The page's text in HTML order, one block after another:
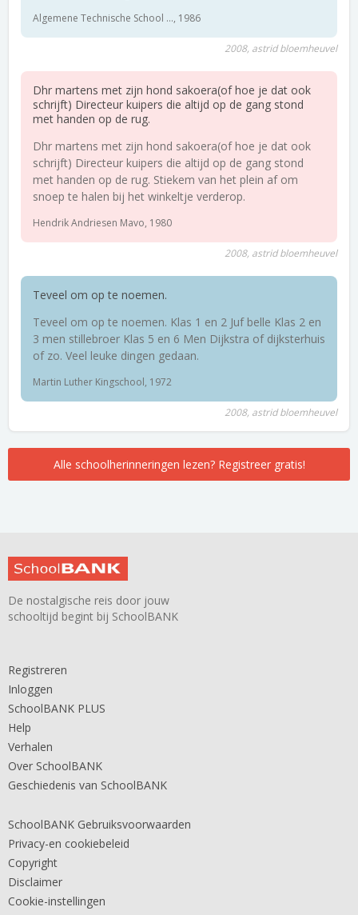
Algemene Technische School ..., 1986
2008, astrid bloemheuvel
Dhr martens met zijn hond sakoera(of hoe je dat ook
schrijft) Directeur kuipers die altijd op de gang stond
met handen op de rug.
Dhr martens met zijn hond sakoera(of hoe je dat ook
schrijft) Directeur kuipers die altijd op de gang stond
met handen op de rug. Stiekem van het plein af om
snoep te halen bij het winkeltje verderop.
Hendrik Andriesen Mavo, 1980
2008, astrid bloemheuvel
Teveel om op te noemen.
Teveel om op te noemen. Klas 1 en 2 Juf belle Klas 2 en
3 men stillebroer Klas 5 en 6 Men Dijkstra of dijksterhuis
of zo. Veel leuke dingen gedaan.
Martin Luther Kingschool, 1972
2008, astrid bloemheuvel
Alle schoolherinneringen lezen? Registreer gratis!
De nostalgische reis door jouw
schooltijd begint bij SchoolBANK
Registreren
Inloggen
SchoolBANK PLUS
Help
Verhalen
Over SchoolBANK
Geschiedenis van SchoolBANK
SchoolBANK Gebruiksvoorwaarden
Privacy-en cookiebeleid
Copyright
Disclaimer
Cookie-instellingen